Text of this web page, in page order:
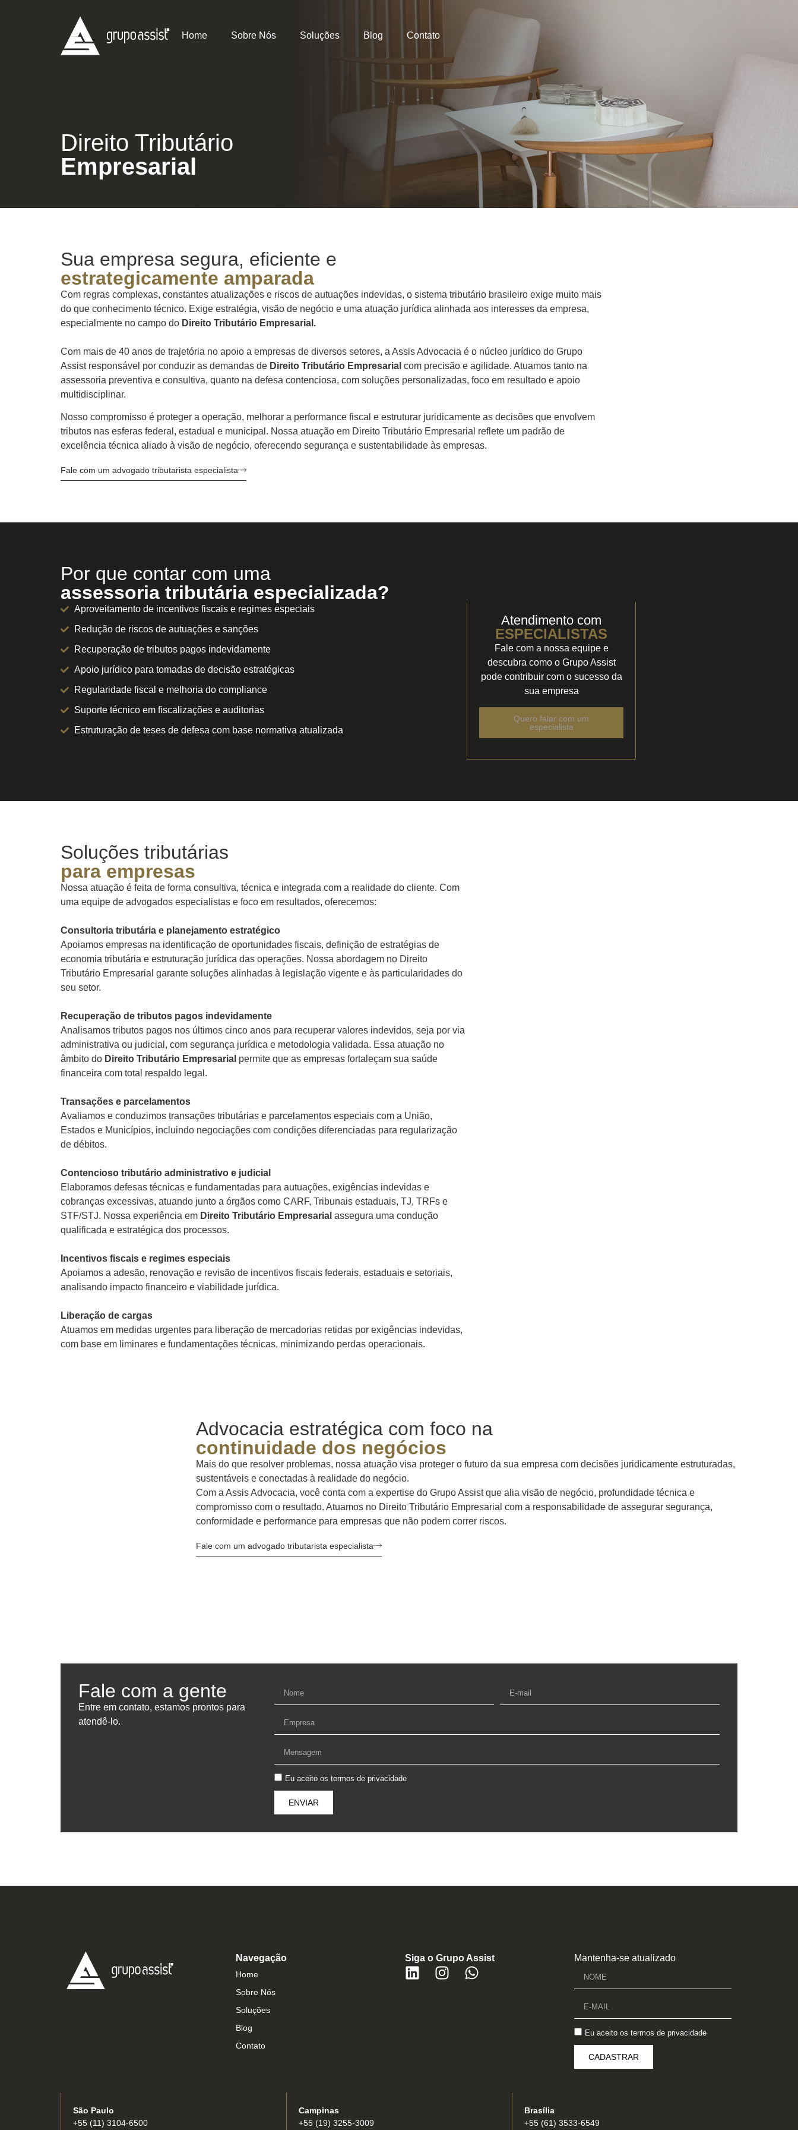
Home Sobre Nós Soluções Blog Contato
Direito Tributário
Empresarial
Sua empresa segura, eficiente e
estrategicamente amparada
Com regras complexas, constantes atualizações e riscos de autuações indevidas, o sistema tributário brasileiro exige muito mais
do que conhecimento técnico. Exige estratégia, visão de negócio e uma atuação jurídica alinhada aos interesses da empresa,
especialmente no campo do Direito Tributário Empresarial.
Com mais de 40 anos de trajetória no apoio a empresas de diversos setores, a Assis Advocacia é o núcleo jurídico do Grupo
Assist responsável por conduzir as demandas de Direito Tributário Empresarial com precisão e agilidade. Atuamos tanto na
assessoria preventiva e consultiva, quanto na defesa contenciosa, com soluções personalizadas, foco em resultado e apoio
multidisciplinar.
Nosso compromisso é proteger a operação, melhorar a performance fiscal e estruturar juridicamente as decisões que envolvem
tributos nas esferas federal, estadual e municipal. Nossa atuação em Direito Tributário Empresarial reflete um padrão de
excelência técnica aliado à visão de negócio, oferecendo segurança e sustentabilidade às empresas.
Fale com um advogado tributarista especialista
Por que contar com uma
assessoria tributária especializada?
Aproveitamento de incentivos fiscais e regimes especiais
Redução de riscos de autuações e sanções
Recuperação de tributos pagos indevidamente
Apoio jurídico para tomadas de decisão estratégicas
Regularidade fiscal e melhoria do compliance
Suporte técnico em fiscalizações e auditorias
Estruturação de teses de defesa com base normativa atualizada
Atendimento com
ESPECIALISTAS
Fale com a nossa equipe e
descubra como o Grupo Assist
pode contribuir com o sucesso da
sua empresa
Quero falar com um
especialista
Soluções tributárias
para empresas
Nossa atuação é feita de forma consultiva, técnica e integrada com a realidade do cliente. Com
uma equipe de advogados especialistas e foco em resultados, oferecemos:
Consultoria tributária e planejamento estratégico
Apoiamos empresas na identificação de oportunidades fiscais, definição de estratégias de
economia tributária e estruturação jurídica das operações. Nossa abordagem no Direito
Tributário Empresarial garante soluções alinhadas à legislação vigente e às particularidades do
seu setor.
Recuperação de tributos pagos indevidamente
Analisamos tributos pagos nos últimos cinco anos para recuperar valores indevidos, seja por via
administrativa ou judicial, com segurança jurídica e metodologia validada. Essa atuação no
âmbito do Direito Tributário Empresarial permite que as empresas fortaleçam sua saúde
financeira com total respaldo legal.
Transações e parcelamentos
Avaliamos e conduzimos transações tributárias e parcelamentos especiais com a União,
Estados e Municípios, incluindo negociações com condições diferenciadas para regularização
de débitos.
Contencioso tributário administrativo e judicial
Elaboramos defesas técnicas e fundamentadas para autuações, exigências indevidas e
cobranças excessivas, atuando junto a órgãos como CARF, Tribunais estaduais, TJ, TRFs e
STF/STJ. Nossa experiência em Direito Tributário Empresarial assegura uma condução
qualificada e estratégica dos processos.
Incentivos fiscais e regimes especiais
Apoiamos a adesão, renovação e revisão de incentivos fiscais federais, estaduais e setoriais,
analisando impacto financeiro e viabilidade jurídica.
Liberação de cargas
Atuamos em medidas urgentes para liberação de mercadorias retidas por exigências indevidas,
com base em liminares e fundamentações técnicas, minimizando perdas operacionais.
Advocacia estratégica com foco na
continuidade dos negócios
Mais do que resolver problemas, nossa atuação visa proteger o futuro da sua empresa com decisões juridicamente estruturadas,
sustentáveis e conectadas à realidade do negócio.
Com a Assis Advocacia, você conta com a expertise do Grupo Assist que alia visão de negócio, profundidade técnica e
compromisso com o resultado. Atuamos no Direito Tributário Empresarial com a responsabilidade de assegurar segurança,
conformidade e performance para empresas que não podem correr riscos.
Fale com um advogado tributarista especialista
Fale com a gente
Entre em contato, estamos prontos para
atendê-lo.
Eu aceito os termos de privacidade
ENVIAR
Navegação
Home
Sobre Nós
Soluções
Blog
Contato
Siga o Grupo Assist Mantenha-se atualizado
Eu aceito os termos de privacidade
CADASTRAR
São Paulo
+55 (11) 3104-6500
Campinas
+55 (19) 3255-3009
Brasília
+55 (61) 3533-6549